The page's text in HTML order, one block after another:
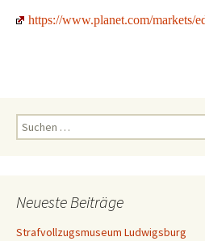
https://www.planet.com/markets/
Suchen
nach:
Neueste Beiträge
Strafvollzugsmuseum Ludwigsburg